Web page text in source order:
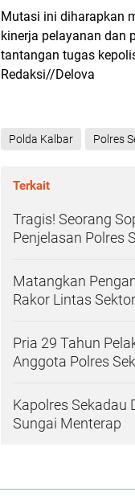
Mutasi ini diharapkan
kinerja pelayanan dan
tantangan tugas
Redaksi//Delova
Polda Kalbar Polres
Terkait
Tragis! Seorang
Penjelasan Polres
Matangkan
Rakor Lintas
Pria 29 Tahun
Anggota Polres
Kapolres Sekadau
Sungai Menterap